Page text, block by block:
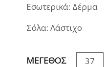
Εσωτερικά: Δέρμα
Σόλα: Λάστιχο
ΜΕΓΕΘΟΣ 37